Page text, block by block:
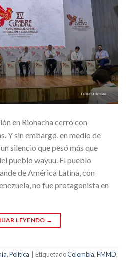
en Riohacha cerró con
Y sin embargo, en medio de
silencio que pesó más que
pueblo wayuu. El pueblo
de América Latina, con
no fue protagonista en
LEYENDO →
,Política EtiquetadoColombia,FMMD,